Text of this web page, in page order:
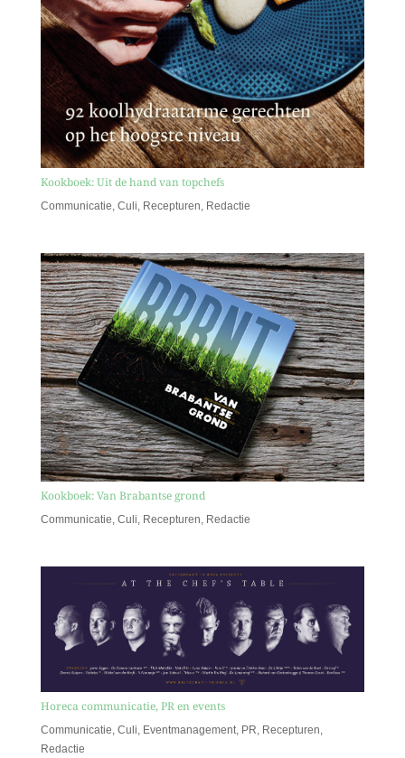
Kookboek: Uit de hand van topchefs
Communicatie, Culi, Recepturen, Redactie
Kookboek: Van Brabantse grond
Communicatie, Culi, Recepturen, Redactie
Horeca communicatie, PR en events
Communicatie Culi Eventmanagement, PR Recepturen
Redactie